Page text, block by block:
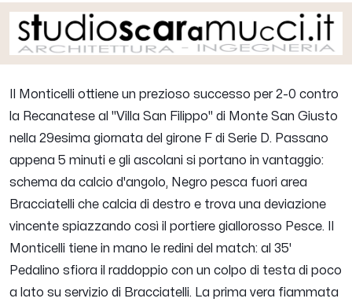
Il Monticelli ottiene un prezioso successo per 2-0 contro
la Recanatese al "Villa San Filippo" di Monte San Giusto
nella 29esima giornata del girone F di Serie D. Passano
appena 5 minuti e gli ascolani si portano in vantaggio:
schema da calcio d'angolo, Negro pesca fuori area
Bracciatelli che calcia di destro e trova una deviazione
vincente spiazzando così il portiere giallorosso Pesce. Il
Monticelli tiene in mano le redini del match: al 35'
Pedalino sfiora il raddoppio con un colpo di testa di poco
a lato su servizio di Bracciatelli. La prima vera fiammata